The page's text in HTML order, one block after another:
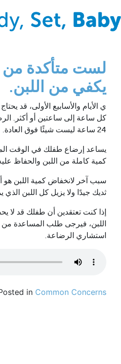
لست متأكدة من
يكفي من اللبن.
ي الأيام والأسابيع الأولى، قد
كل ساعة إلى ساعتين أو أكثر.
24 ساعة ليست شيئًا فوق العادة.
يساعد إرضاع طفلك في الوقت
كمية كاملة من اللبن والحفاظ
سبب آخر لانخفاض كمية اللبن هو
ثديك جيدًا ولا يزيل كل اللبن
إذا كنت تعتقدين أن طفلك قد لا
اللبن، فيرجى طلب المساعدة من
استشاري الرضاعة.
in Common Concerns